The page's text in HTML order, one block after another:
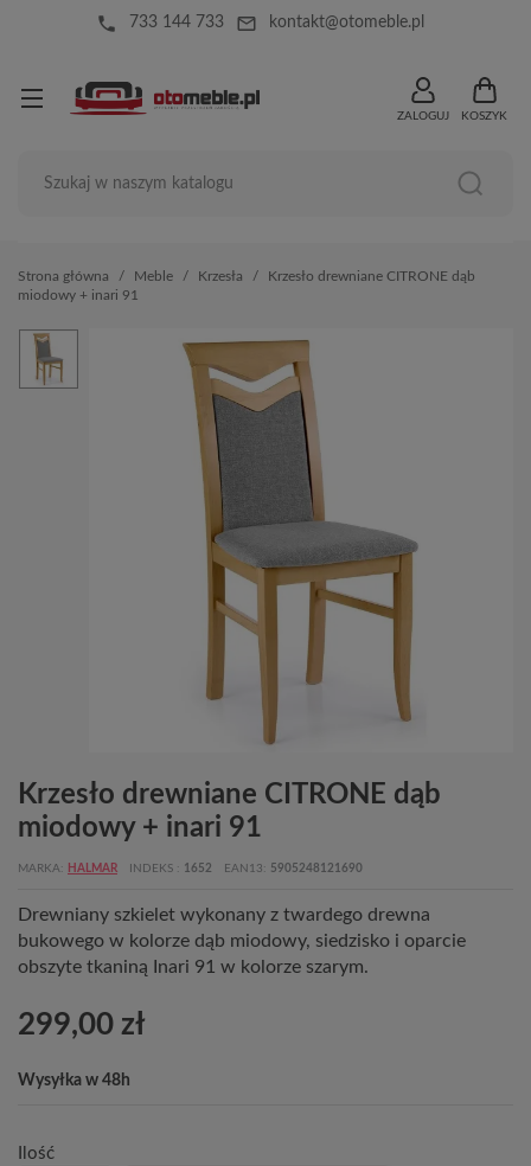
local_phone 733 144 733 mail_outline kontakt@otomeble.pl
ZALOGUJ KOSZYK
Strona główna Meble Krzesła
Krzesło drewniane CITRONE dąb
miodowy + inari 91
Krzesło drewniane CITRONE dąb
miodowy + inari 91
MARKA HALMAR INDEKS 1652 EAN13 5905248121690
Drewniany szkielet wykonany z twardego drewna
bukowego w kolorze dąb miodowy, siedzisko i oparcie
obszyte tkaniną Inari 91 w kolorze szarym.
299,00 zł
Wysyłka w 48h
Ilość